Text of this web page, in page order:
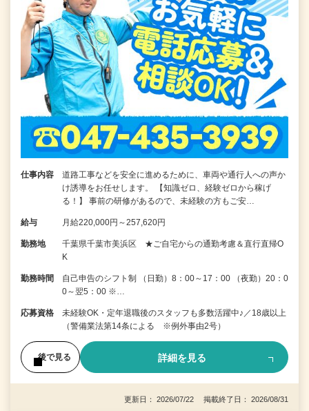
仕事内容
道路工事などを安全に進めるために、車両や通行人への声か
け誘導をお任せします。 【知識ゼロ、経験ゼロから稼げ
る！】 事前の研修があるので、未経験の方もご安…
給与 月給220,000円～257,620円
勤務地
千葉県千葉市美浜区 ★ご自宅からの通勤考慮＆直行直帰O
K
勤務時間
自己申告のシフト制 （日勤）8：00～17：00 （夜勤）20：0
0～翌5：00 ※…
応募資格
未経験OK・定年退職後のスタッフも多数活躍中♪／18歳以上
（警備業法第14条による ※例外事由2号）
後で見る 詳細を見る
更新日： 2026/07/22 掲載終了日： 2026/08/31